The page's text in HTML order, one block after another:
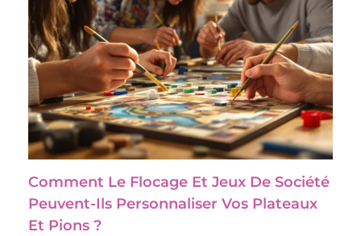
Comment Le Flocage Et Jeux De Société
Peuvent-Ils Personnaliser Vos Plateaux
Et Pions ?